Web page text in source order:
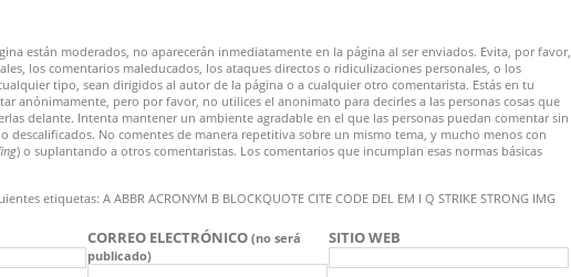
están moderados, no aparecerán inmediatamente en la página al ser enviados. Evita, por favor,
los comentarios maleducados, los ataques directos o ridiculizaciones personales, o los
tipo, sean dirigidos al autor de la página o a cualquier otro comentarista. Estás en tu
anónimamente, pero por favor, no utilices el anonimato para decirles a las personas cosas que
delante. Intenta mantener un ambiente agradable en el que las personas puedan comentar sin
descalificados. No comentes de manera repetitiva sobre un mismo tema, y mucho menos con
) o suplantando a otros comentaristas. Los comentarios que incumplan esas normas básicas
etiquetas: A ABBR ACRONYM B BLOCKQUOTE CITE CODE DEL EM I Q STRIKE STRONG IMG
CORREO ELECTRÓNICO(no será
publicado)
SITIO WEB